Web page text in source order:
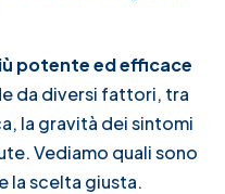
potente ed efficace
da diversi fattori, tra
la gravità dei sintomi
Vediamo quali sono
la scelta giusta.